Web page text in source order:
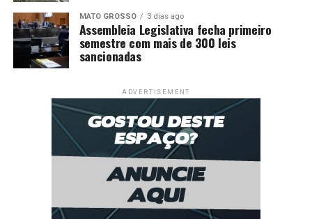
MATO GROSSO 3 dias ago
Assembleia Legislativa fecha primeiro
semestre com mais de 300 leis
sancionadas
ADVERTISEMENT